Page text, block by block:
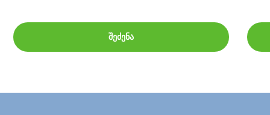
შეძენა